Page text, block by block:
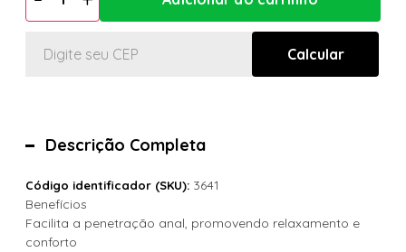
Descrição Completa
Código identificador (SKU): 3641
Benefícios
Facilita a penetração anal, promovendo relaxamento e
conforto